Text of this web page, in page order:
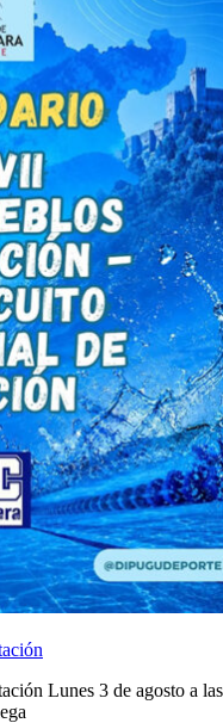
Lunes 3 de agosto a las